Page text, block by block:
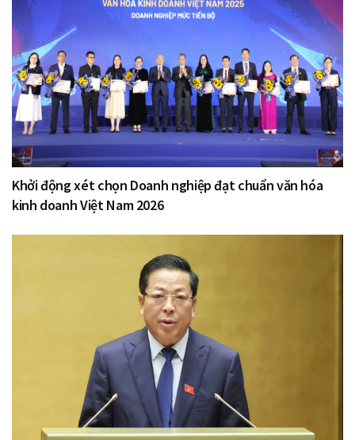
Khởi động xét chọn Doanh nghiệp đạt chuẩn văn hóa
kinh doanh Việt Nam 2026